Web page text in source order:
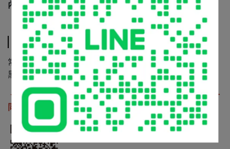
內容量 :
３００ｇ
運送方式
常溫宅配到府：
黑貓宅急便、新竹貨運
✦若需與包子、饅頭一同配送，請用LIN@與我們聯絡，一
同出貨
採冷藏低溫配送